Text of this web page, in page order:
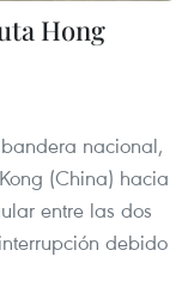
Hong
nacional,
(China) hacia
entre las dos
debido